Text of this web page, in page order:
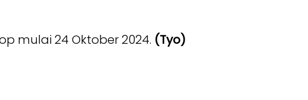
mulai 24 Oktober 2024. (Tyo)